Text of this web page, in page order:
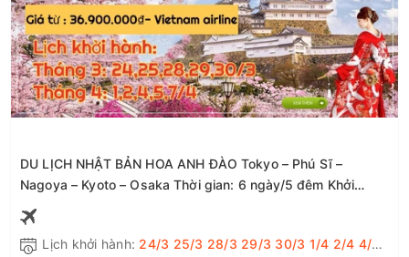
DU LỊCH NHẬT BẢN HOA ANH ĐÀO Tokyo – Phú Sĩ –
Nagoya – Kyoto – Osaka Thời gian: 6 ngày/5 đêm Khởi
hành: Tháng 3: 24/3; 25/3; 28/3; 29/3; 30/3 Tháng 4: 1/4;
2/4; 4/4; 5/4; 7/4 Phương tiện: Bay hàng không Vietnam
Airline, Shinkansen, ôtô
Lịch khởi hành: 24/3 25/3 28/3 29/3 30/3 1/4 2/4 4/4 5/4 7/4